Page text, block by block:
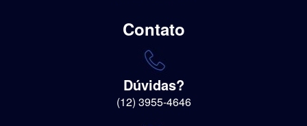
Contato
Dúvidas?
(12) 3955-4646